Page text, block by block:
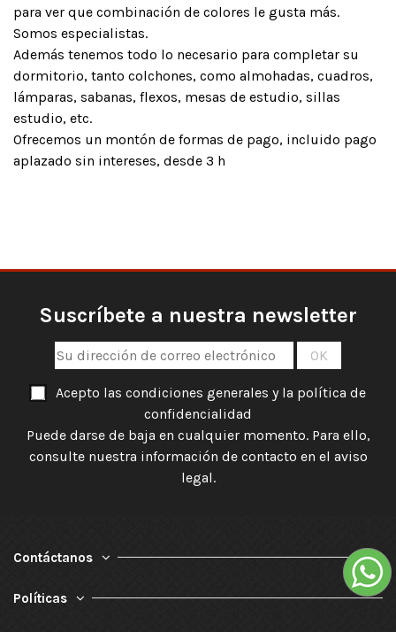
para ver que combinación de colores le gusta más.
Somos especialistas.
Además tenemos todo lo necesario para completar su
dormitorio, tanto colchones, como almohadas, cuadros,
lámparas, sabanas, flexos, mesas de estudio, sillas
estudio, etc.
Ofrecemos un montón de formas de pago, incluido pago
aplazado sin intereses, desde 3 h
Suscríbete a nuestra newsletter
Acepto las condiciones generales y la política de
confidencialidad
Puede darse de baja en cualquier momento. Para ello,
consulte nuestra información de contacto en el aviso
legal.
Contáctanos
Políticas